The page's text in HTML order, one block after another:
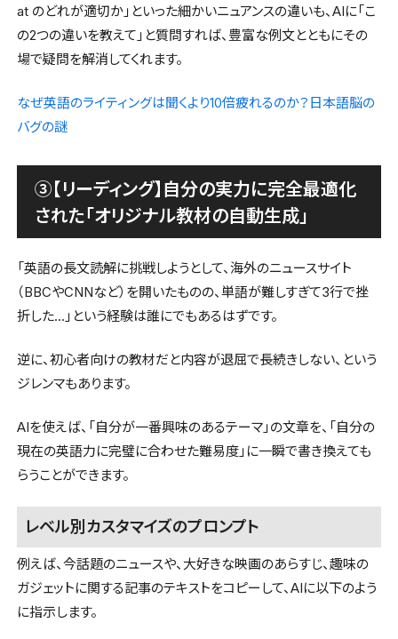
at のどれが適切か」といった細かいニュアンスの違いも、AIに「こ
の2つの違いを教えて」と質問すれば、豊富な例文とともにその
場で疑問を解消してくれます。
なぜ英語のライティングは聞くより10倍疲れるのか？日本語脳の
バグの謎
③【リーディング】自分の実力に完全最適化
された「オリジナル教材の自動生成」
「英語の長文読解に挑戦しようとして、海外のニュースサイト
（BBCやCNNなど）を開いたものの、単語が難しすぎて3行で挫
折した…」という経験は誰にでもあるはずです。
逆に、初心者向けの教材だと内容が退屈で長続きしない、という
ジレンマもあります。
AIを使えば、「自分が一番興味のあるテーマ」の文章を、「自分の
現在の英語力に完璧に合わせた難易度」に一瞬で書き換えても
らうことができます。
レベル別カスタマイズのプロンプト
例えば、今話題のニュースや、大好きな映画のあらすじ、趣味の
ガジェットに関する記事のテキストをコピーして、AIに以下のよう
に指示します。